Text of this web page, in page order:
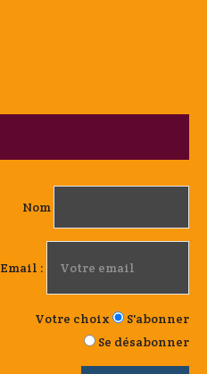
Nom
Email :
Votre choix
S'abonner
Se désabonner